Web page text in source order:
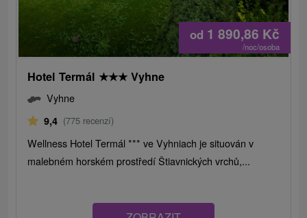
od 1 890,86 Kč
/noc/osoba
Hotel Termál ★★★ Vyhne
Vyhne
9,4 (775 recenzí)
Wellness Hotel Termál *** ve Vyhniach je situován v
malebném horském prostředí Štiavnických vrchů,...